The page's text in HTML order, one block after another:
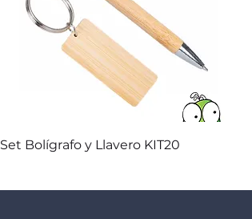
Vista rápida
Set Bolígrafo y Llavero KIT20